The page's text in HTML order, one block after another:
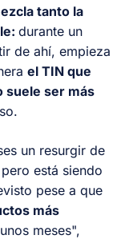
tanto la
durante un
de ahí, empieza
el TIN que
suele ser más
un resurgir de
está siendo
pese a que
más
meses",